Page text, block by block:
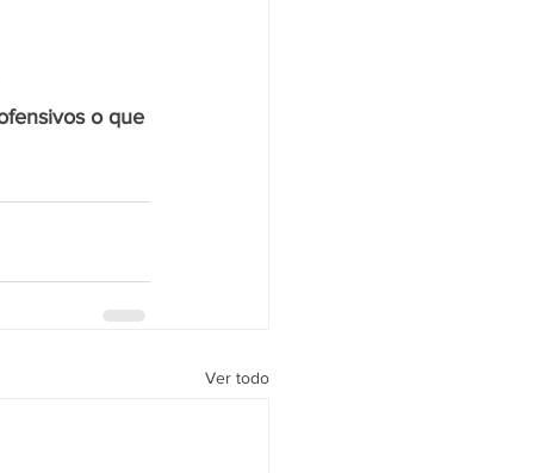
o que
Ver todo